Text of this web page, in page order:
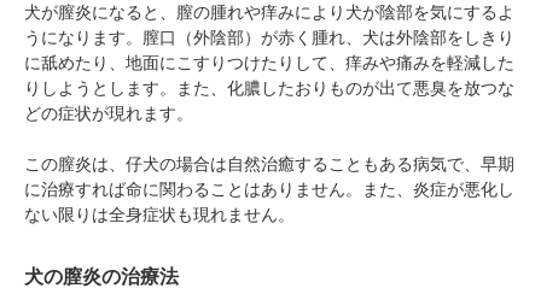
犬が膣炎になると、膣の腫れや痒みにより犬が陰部を気にするよ
うになります。膣口（外陰部）が赤く腫れ、犬は外陰部をしきり
に舐めたり、地面にこすりつけたりして、痒みや痛みを軽減した
りしようとします。また、化膿したおりものが出て悪臭を放つな
どの症状が現れます。
この膣炎は、仔犬の場合は自然治癒することもある病気で、早期
に治療すれば命に関わることはありません。また、炎症が悪化し
ない限りは全身症状も現れません。
犬の膣炎の治療法